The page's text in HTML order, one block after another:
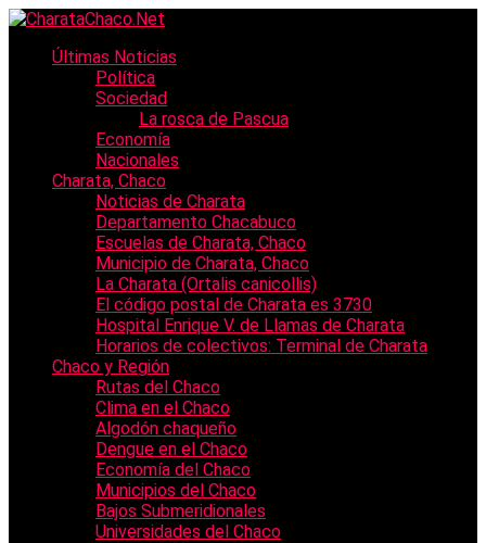
Últimas Noticias
Política
Sociedad
La rosca de Pascua
Economía
Nacionales
Charata, Chaco
Noticias de Charata
Departamento Chacabuco
Escuelas de Charata, Chaco
Municipio de Charata, Chaco
La Charata (Ortalis canicollis)
El código postal de Charata es 3730
Hospital Enrique V. de Llamas de Charata
Horarios de colectivos: Terminal de Charata
Chaco y Región
Rutas del Chaco
Clima en el Chaco
Algodón chaqueño
Dengue en el Chaco
Economía del Chaco
Municipios del Chaco
Bajos Submeridionales
Universidades del Chaco